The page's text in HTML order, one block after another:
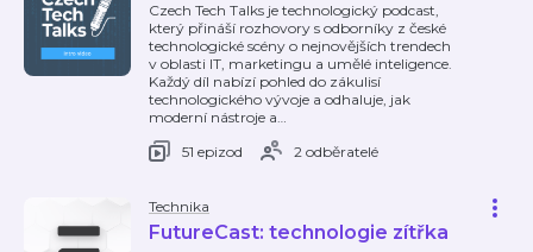
Czech Tech Talks je technologický podcast,
který přináší rozhovory s odborníky z české
technologické scény o nejnovějších trendech
v oblasti IT, marketingu a umělé inteligence.
Každý díl nabízí pohled do zákulisí
technologického vývoje a odhaluje, jak
moderní nástroje a…
51 epizod
2 odběratelé
Technika
FutureCast: technologie zítřka